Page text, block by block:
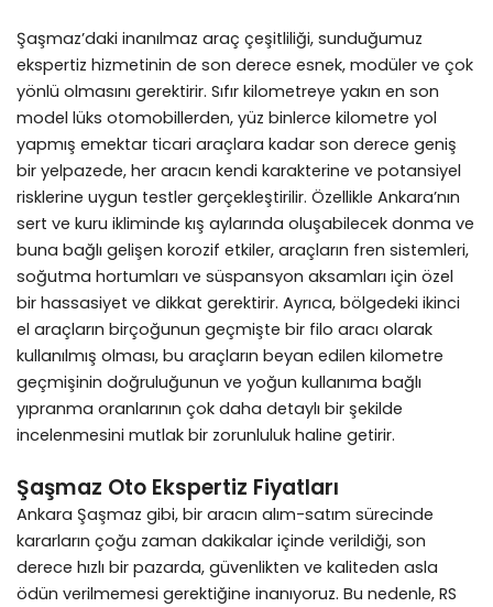
Şaşmaz’daki inanılmaz araç çeşitliliği, sunduğumuz
ekspertiz hizmetinin de son derece esnek, modüler ve çok
yönlü olmasını gerektirir. Sıfır kilometreye yakın en son
model lüks otomobillerden, yüz binlerce kilometre yol
yapmış emektar ticari araçlara kadar son derece geniş
bir yelpazede, her aracın kendi karakterine ve potansiyel
risklerine uygun testler gerçekleştirilir. Özellikle Ankara’nın
sert ve kuru ikliminde kış aylarında oluşabilecek donma ve
buna bağlı gelişen korozif etkiler, araçların fren sistemleri,
soğutma hortumları ve süspansyon aksamları için özel
bir hassasiyet ve dikkat gerektirir. Ayrıca, bölgedeki ikinci
el araçların birçoğunun geçmişte bir filo aracı olarak
kullanılmış olması, bu araçların beyan edilen kilometre
geçmişinin doğruluğunun ve yoğun kullanıma bağlı
yıpranma oranlarının çok daha detaylı bir şekilde
incelenmesini mutlak bir zorunluluk haline getirir.
Şaşmaz Oto Ekspertiz Fiyatları
Ankara Şaşmaz gibi, bir aracın alım-satım sürecinde
kararların çoğu zaman dakikalar içinde verildiği, son
derece hızlı bir pazarda, güvenlikten ve kaliteden asla
ödün verilmemesi gerektiğine inanıyoruz. Bu nedenle, RS